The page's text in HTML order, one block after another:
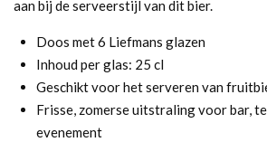
aan bij de serveerstijl van dit bier.
Doos met 6 Liefmans glazen
Inhoud per glas: 25 cl
Geschikt voor het serveren van
Frisse, zomerse uitstraling voor bar,
evenement